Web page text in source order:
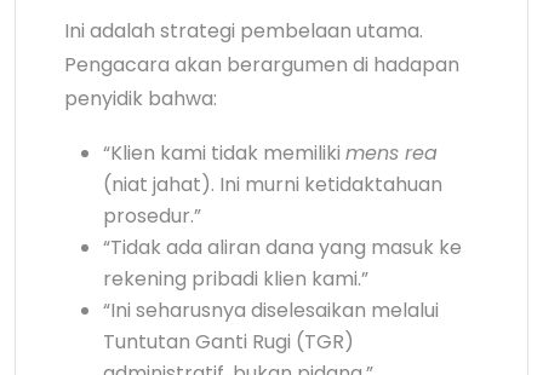
Ini adalah strategi pembelaan utama.
Pengacara akan berargumen di hadapan
penyidik bahwa:
“Klien kami tidak memiliki mens rea
(niat jahat). Ini murni ketidaktahuan
prosedur.”
“Tidak ada aliran dana yang masuk ke
rekening pribadi klien kami.”
“Ini seharusnya diselesaikan melalui
Tuntutan Ganti Rugi (TGR)